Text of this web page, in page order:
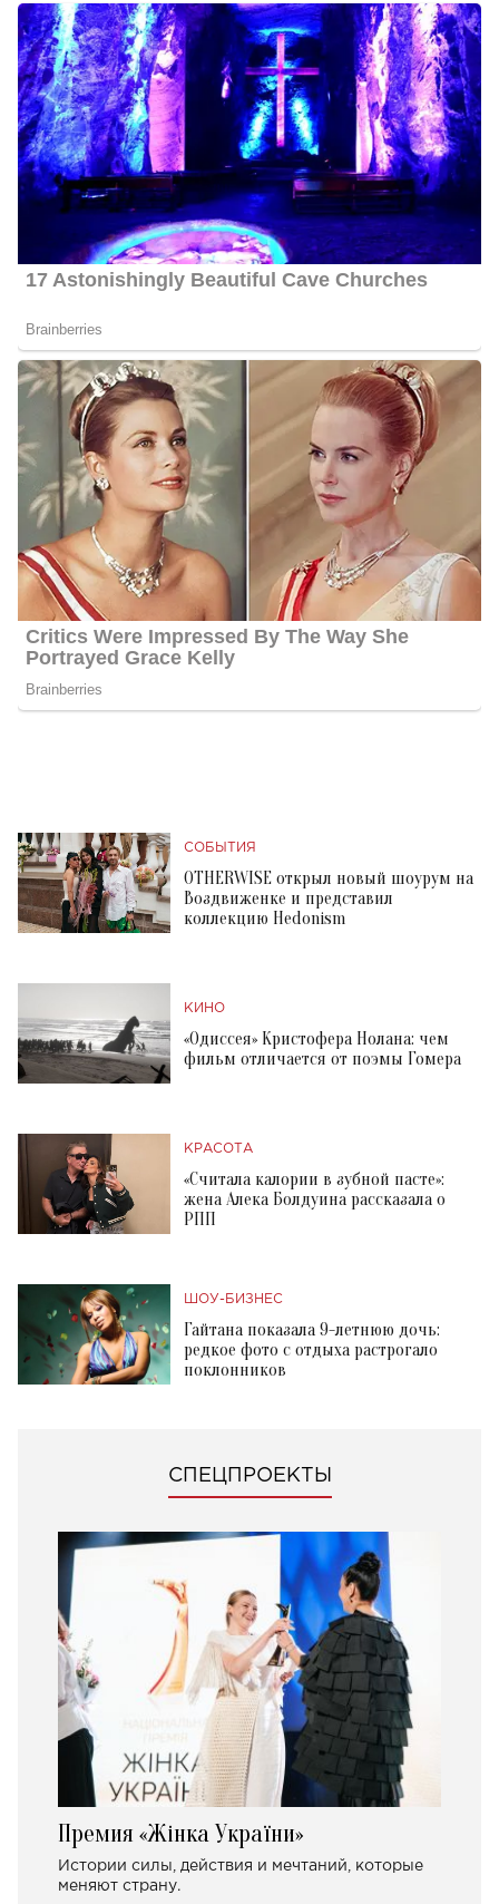
СОБЫТИЯ
OTHERWISE открыл новый шоурум на
Воздвиженке и представил
коллекцию Hedonism
КИНО
«Одиссея» Кристофера Нолана: чем
фильм отличается от поэмы Гомера
КРАСОТА
«Считала калории в зубной пасте»:
жена Алека Болдуина рассказала о
РПП
ШОУ-БИЗНЕС
Гайтана показала 9-летнюю дочь:
редкое фото с отдыха растрогало
поклонников
СПЕЦПРОЕКТЫ
Премия «Жінка України»
Истории силы, действия и мечтаний, которые
меняют страну.